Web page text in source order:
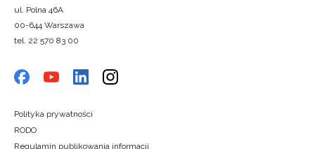
ul. Polna 46A
00-644 Warszawa
tel. 22 570 83 00
Polityka prywatności
RODO
Regulamin publikowania informacji